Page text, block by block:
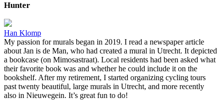
Hunter
Han Klomp
My passion for murals began in 2019. I read a newspaper article
about Jan is de Man, who had created a mural in Utrecht. It depicted
a bookcase (on Mimosastraat). Local residents had been asked what
their favorite book was and whether he could include it on the
bookshelf. After my retirement, I started organizing cycling tours
past twenty beautiful, large murals in Utrecht, and more recently
also in Nieuwegein. It’s great fun to do!